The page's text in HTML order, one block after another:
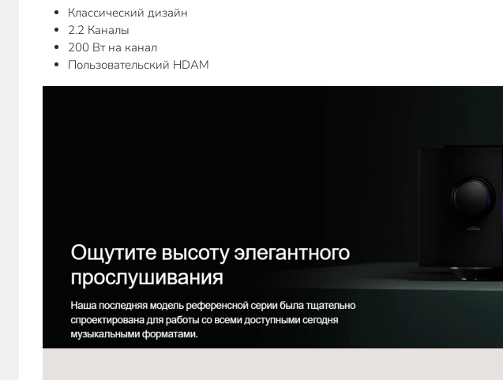
Классический дизайн
2.2 Каналы
200 Вт на канал
Пользовательский HDAM